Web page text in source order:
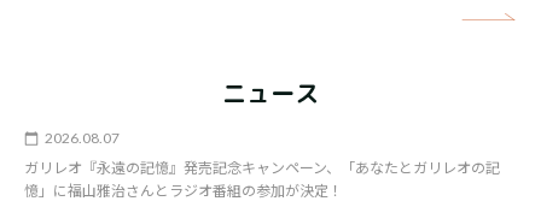
ニュース
2026.08.07
ガリレオ『永遠の記憶』発売記念キャンペーン、「あなたとガリレオの記
憶」に福山雅治さんとラジオ番組の参加が決定！